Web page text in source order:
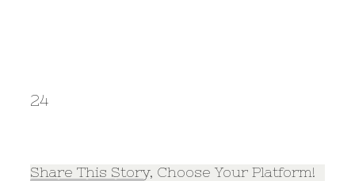
24
Share This Story, Choose Your Platform!